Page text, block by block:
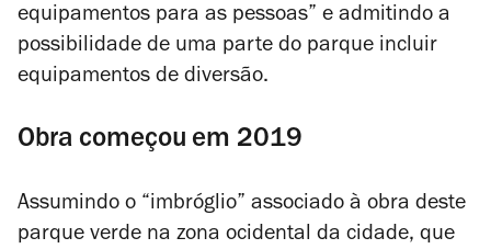
equipamentos para as pessoas” e admitindo a
possibilidade de uma parte do parque incluir
equipamentos de diversão.
Obra começou em 2019
Assumindo o
“imbróglio” associado à obra deste
parque verde na zona ocidental da cidade, que